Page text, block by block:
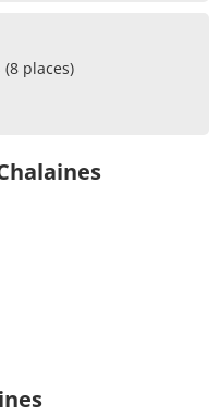
places)